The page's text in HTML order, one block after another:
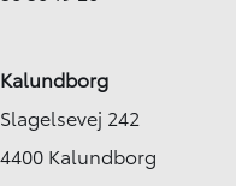
Kalundborg
Slagelsevej 242
4400 Kalundborg